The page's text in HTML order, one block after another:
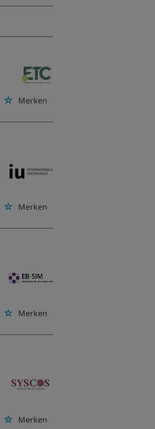
Merken
Merken
Merken
Merken